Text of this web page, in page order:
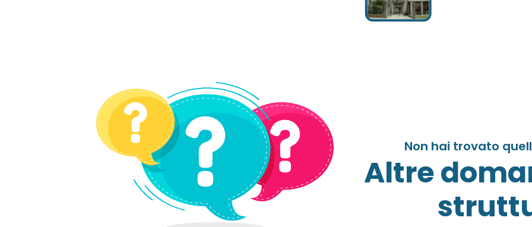
Non hai trovato
Altre